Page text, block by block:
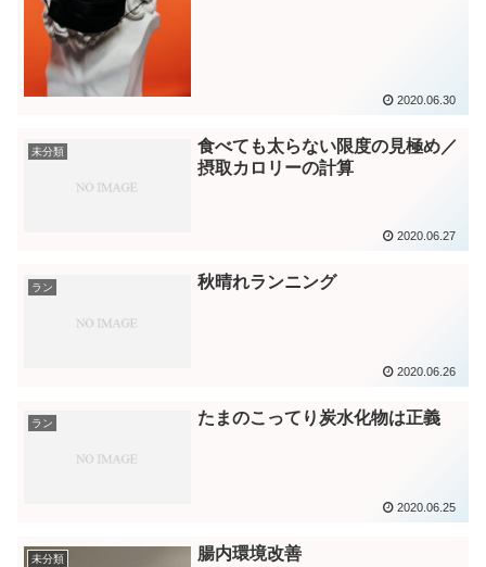
2020.06.30
未分類
食べても太らない限度の見極め／
摂取カロリーの計算
2020.06.27
ラン 秋晴れランニング
2020.06.26
ラン たまのこってり炭水化物は正義
2020.06.25
未分類 腸内環境改善